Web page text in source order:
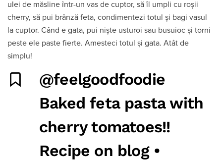
ulei de măsline într-un vas de cuptor, să îl umpli cu roșii
cherry, să pui brânză feta, condimentezi totul și bagi vasul
la cuptor. Când e gata, pui niște usturoi sau busuioc și torni
peste ele paste fierte. Amesteci totul și gata. Atât de
simplu!
@feelgoodfoodie
Baked feta pasta with
cherry tomatoes!!
Recipe on blog •